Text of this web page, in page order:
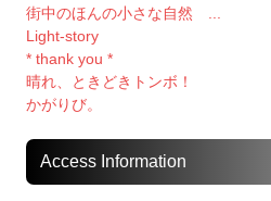
街中のほんの小さな自然 ...
Light-story
* thank you *
晴れ、ときどきトンボ！
かがりび。
Access Information